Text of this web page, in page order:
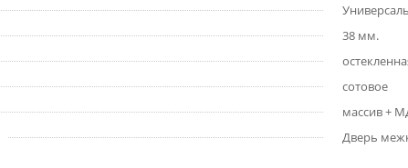
38 мм.
сотовое
массив +
Дверь